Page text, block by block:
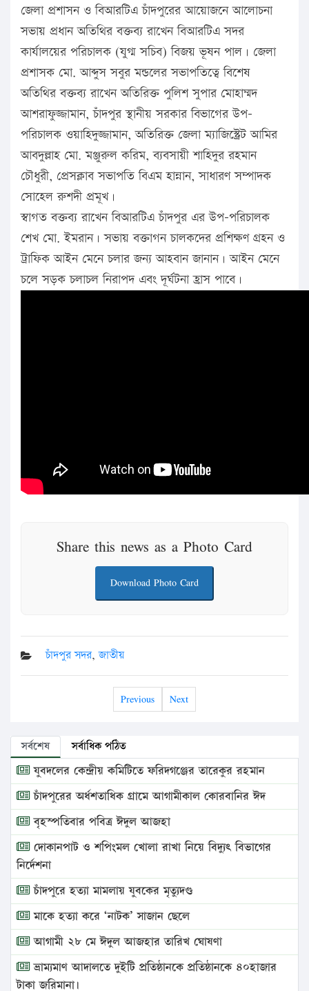
জেলা প্রশাসন ও বিআরটিএ চাঁদপুরের আয়োজনে আলোচনা
সভায় প্রধান অতিথির বক্তব্য রাখেন বিআরটিএ সদর
কার্যালয়ের পরিচালক (যুগ্ম সচিব) বিজয় ভূষন পাল। জেলা
প্রশাসক মো. আব্দুস সবুর মন্ডলের সভাপতিত্বে বিশেষ
অতিথির বক্তব্য রাখেন অতিরিক্ত পুলিশ সুপার মোহাম্মদ
আশরাফুজ্জামান, চাঁদপুর স্থানীয় সরকার বিভাগের উপ-
পরিচালক ওয়াহিদুজ্জামান, অতিরিক্ত জেলা ম্যাজিস্ট্রেট আমির
আবদুল্লাহ মো. মঞ্জুরুল করিম, ব্যবসায়ী শাহিদুর রহমান
চৌধুরী, প্রেসক্লাব সভাপতি বিএম হান্নান, সাধারণ সম্পাদক
সোহেল রুশদী প্রমূখ।
স্বাগত বক্তব্য রাখেন বিআরটিএ চাঁদপুর এর উপ-পরিচালক
শেখ মো. ইমরান। সভায় বক্তাগন চালকদের প্রশিক্ষণ গ্রহন ও
ট্রাফিক আইন মেনে চলার জন্য আহবান জানান। আইন মেনে
চলে সড়ক চলাচল নিরাপদ এবং দূর্ঘটনা হ্রাস পাবে।
Share this news as a Photo Card
Download Photo Card
চাঁদপুর সদর,জাতীয়
Previous Next
সর্বশেষ সর্বাধিক পঠিত
যুবদলের কেন্দ্রীয় কমিটিতে ফরিদগঞ্জের তারেকুর রহমান
চাঁদপুরের অর্ধশতাধিক গ্রামে আগামীকাল কোরবানির ঈদ
বৃহস্পতিবার পবিত্র ঈদুল আজহা
দোকানপাট ও শপিংমল খোলা রাখা নিয়ে বিদ্যুৎ বিভাগের
নির্দেশনা
চাঁদপুরে হত্যা মামলায় যুবকের মৃত্যুদণ্ড
মাকে হত্যা করে ‘নাটক’ সাজান ছেলে
আগামী ২৮ মে ঈদুল আজহার তারিখ ঘোষণা
ভ্রাম্যমাণ আদালতে দুইটি প্রতিষ্ঠানকে প্রতিষ্ঠানকে ৪০হাজার
টাকা জরিমানা।